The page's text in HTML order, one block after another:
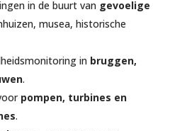
in de buurt van gevoelige
musea, historische
in bruggen,
.
pompen, turbines en
.